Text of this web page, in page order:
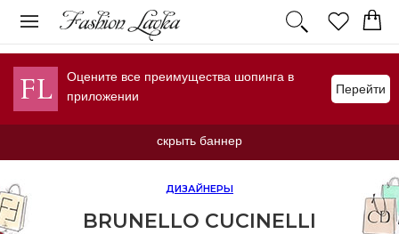
Оцените все преимущества шопинга в
приложении
Перейти
скрыть баннер
ДИЗАЙНЕРЫ
BRUNELLO CUCINELLI